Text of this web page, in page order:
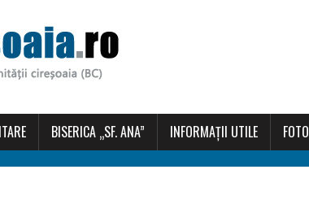
BISERICA „SF. ANA” INFORMAȚII UTILE FOTO